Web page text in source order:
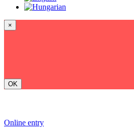
×
OK
Online entry